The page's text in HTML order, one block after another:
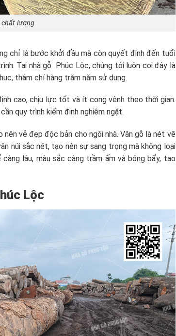
chất lượng
chỉ là bước khởi đầu mà còn quyết định đến tuổi
Tại nhà gỗ Phúc Lộc, chúng tôi luôn coi đây là
thậm chí hàng trăm năm sử dụng.
cao, chịu lực tốt và ít cong vênh theo thời gian.
quy trình kiểm định nghiêm ngặt.
vẻ đẹp độc bản cho ngôi nhà. Vân gỗ là nét vẽ
núi sắc nét, tạo nên sự sang trọng mà không loại
lâu, màu sắc càng trầm ấm và bóng bẩy, tạo
Lộc